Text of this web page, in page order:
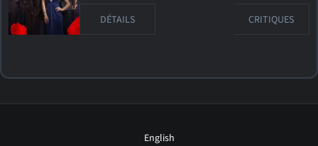
DÉTAILS CRITIQUES
English